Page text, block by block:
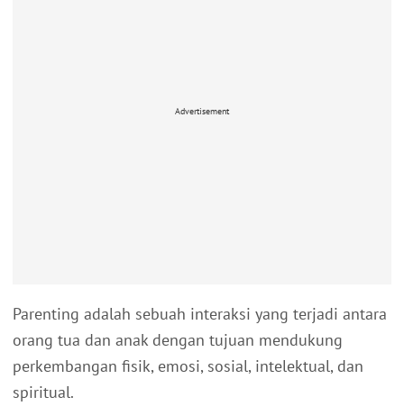
Advertisement
Parenting adalah sebuah interaksi yang terjadi antara
orang tua dan anak dengan tujuan mendukung
perkembangan fisik, emosi, sosial, intelektual, dan
spiritual.